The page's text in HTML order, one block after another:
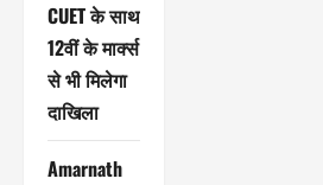
CUET के साथ
12वीं के मार्क्स
से भी मिलेगा
दाखिला
Amarnath